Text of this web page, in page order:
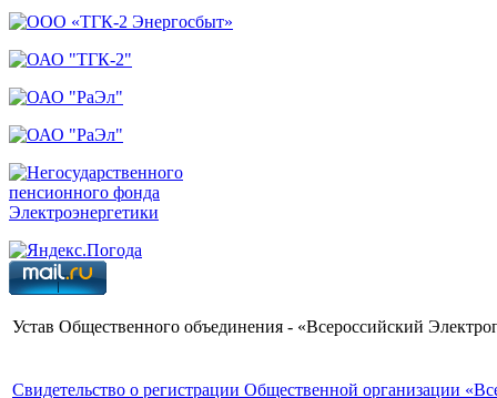
Устав Общественного объединения - «Всероссийский
Свидетельство о регистрации Общественной организации